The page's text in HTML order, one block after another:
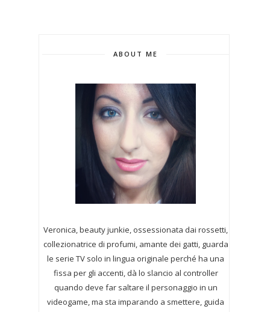
ABOUT ME
Veronica, beauty junkie, ossessionata dai rossetti,
collezionatrice di profumi, amante dei gatti, guarda
le serie TV solo in lingua originale perché ha una
fissa per gli accenti, dà lo slancio al controller
quando deve far saltare il personaggio in un
videogame, ma sta imparando a smettere, guida